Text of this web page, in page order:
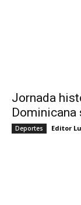
Jornada
Dominicana
Deportes Editor